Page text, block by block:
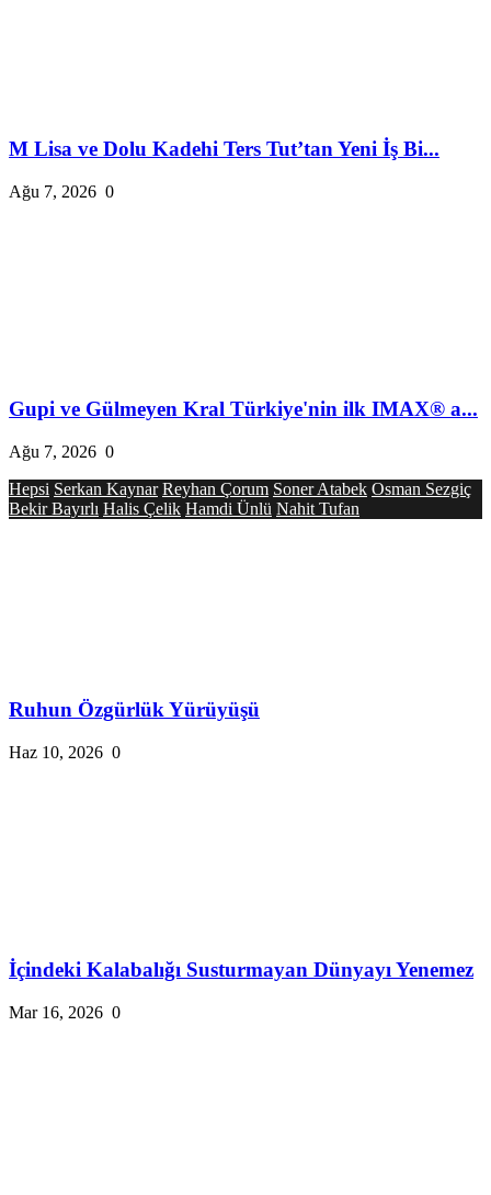
M Lisa ve Dolu Kadehi Ters Tut’tan Yeni İş Bi...
Ağu 7, 2026 0
Gupi ve Gülmeyen Kral Türkiye'nin ilk IMAX® a...
Ağu 7, 2026 0
Hepsi Serkan Kaynar Reyhan Çorum Soner Atabek Osman Sezgiç
Bekir Bayırlı Halis Çelik Hamdi Ünlü Nahit Tufan
Ruhun Özgürlük Yürüyüşü
Haz 10, 2026 0
İçindeki Kalabalığı Susturmayan Dünyayı Yenemez
Mar 16, 2026 0